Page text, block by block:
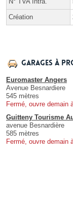
Création
Garages à
Euromaster Angers
Avenue Besnardiere
545 mètres
Fermé, ouvre demain
Guitteny Tourisme
avenue Besnardière
585 mètres
Fermé, ouvre demain